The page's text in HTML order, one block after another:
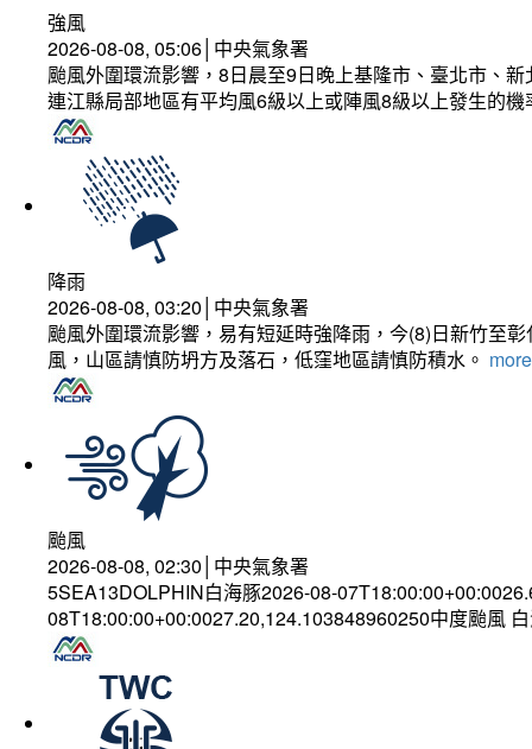
強風
2026-08-08, 05:06│中央氣象署
颱風外圍環流影響，8日晨至9日晚上基隆市、臺北市、
連江縣局部地區有平均風6級以上或陣風8級以上發生的
降雨
2026-08-08, 03:20│中央氣象署
颱風外圍環流影響，易有短延時強降雨，今(8)日新竹至
風，山區請慎防坍方及落石，低窪地區請慎防積水。
颱風
2026-08-08, 02:30│中央氣象署
5SEA13DOLPHIN白海豚2026-08-
08T18:00:00+00:0027.20,124.103848960250中度颱風